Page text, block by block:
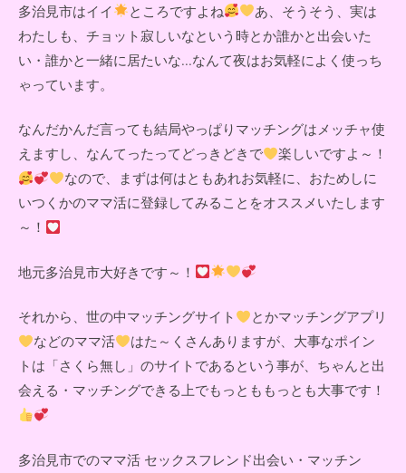
多治見市はイイ ところですよね
あ、そうそう、実は
わたしも、チョット寂しいなという時とか誰かと出会いた
い・誰かと一緒に居たいな...なんて夜はお気軽によく使っち
ゃっています。
なんだかんだ言っても結局やっぱりマッチングはメッチャ使
えますし、なんてったってどっきどきで
楽しいですよ～！
なので、まずは何はともあれお気軽に、おためしに
いつくかのママ活に登録してみることをオススメいたします
～！
地元多治見市大好きです～！
それから、世の中マッチングサイト
とかマッチングアプリ
などのママ活
はた～くさんありますが、大事なポイン
トは「さくら無し」のサイトであるという事が、ちゃんと出
会える・マッチングできる上でもっとももっとも大事です！
多治見市でのママ活 セックスフレンド出会い・マッチン